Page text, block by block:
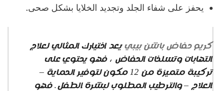
يحفز على شفاء الجلد وتجديد الخلايا بشكل صحى.
كريم حفاض باشن بيبييعد اختيارك المثالي لعلاج
التهابات وتسلخات الحفاض ، فهو يحتوي على
تركيبة متميزة من 12 مكون لتوفير الحماية –
العلاج – والترطيب المطلوب لبشرة الطفل. فهو